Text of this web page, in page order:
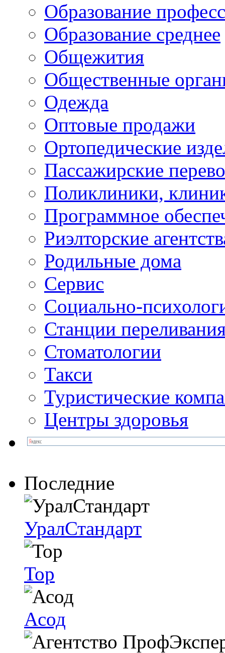
Образование
Образование среднее
Общежития
Общественные
Одежда
Оптовые продажи
Ортопедические
Пассажирские
Поликлиники,
Программное
Риэлторские
Родильные дома
Сервис
Социально-
Станции
Стоматологии
Такси
Туристические
Центры здоровья
Последние
УралСтандарт
Тор
Асод